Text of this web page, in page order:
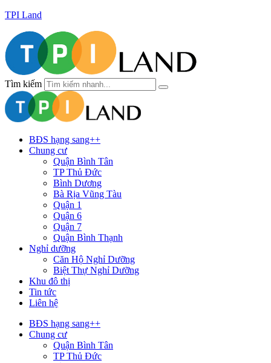
TPI Land
Tìm kiếm
BĐS hạng sang++
Chung cư
Quận Bình Tân
TP Thủ Đức
Bình Dương
Bà Rịa Vũng Tàu
Quận 1
Quận 6
Quận 7
Quận Bình Thạnh
Nghỉ dưỡng
Căn Hộ Nghỉ Dưỡng
Biệt Thự Nghỉ Dưỡng
Khu đô thị
Tin tức
Liên hệ
BĐS hạng sang++
Chung cư
Quận Bình Tân
TP Thủ Đức